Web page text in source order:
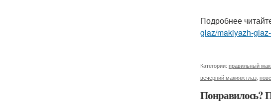
Подробнее
glaz/makiyazh-
Категории: правильный
вечерний макияж глаз
Понравилось?